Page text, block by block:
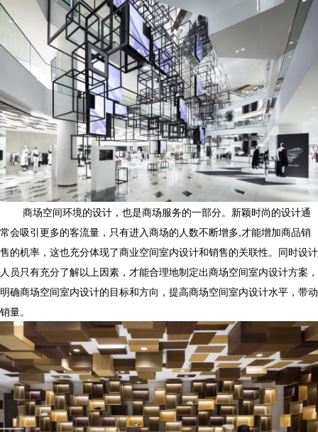
商场空间环境的设计，也是商场服务的一部分。新颖时尚的设计通
常会吸引更多的客流量，只有进入商场的人数不断增多,才能增加商品销
售的机率，这也充分体现了商业空间室内设计和销售的关联性。同时设计
人员只有充分了解以上因素，才能合理地制定出商场空间室内设计方案，
明确商场空间室内设计的目标和方向，提高商场空间室内设计水平，带动
销量。